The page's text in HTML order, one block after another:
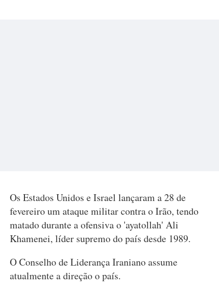
Os Estados Unidos e Israel lançaram a 28 de
fevereiro um ataque militar contra o Irão, tendo
matado durante a ofensiva o 'ayatollah' Ali
Khamenei, líder supremo do país desde 1989.
O Conselho de Liderança Iraniano assume
atualmente a direção o país.